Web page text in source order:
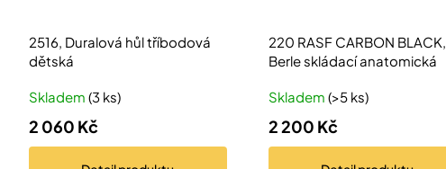
2516, Duralová hůl tříbodová
dětská
Skladem(3 ks)
2 060 Kč
220 RASF CARBON BLACK,
Berle skládací anatomická
Skladem(>5 ks)
2 200 Kč